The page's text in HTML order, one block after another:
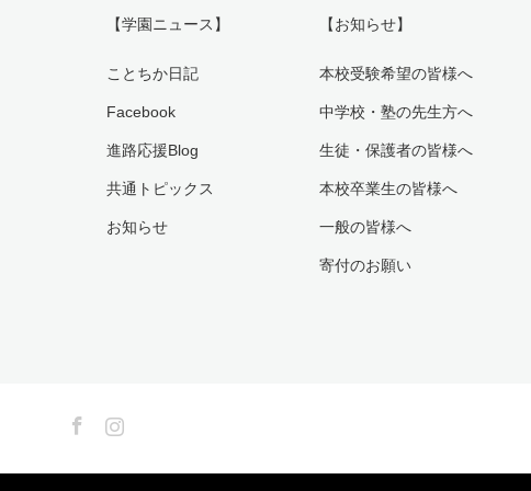
【学園ニュース】
ことちか日記
Facebook
進路応援Blog
共通トピックス
お知らせ
【お知らせ】
本校受験希望の皆様へ
中学校・塾の先生方へ
生徒・保護者の皆様へ
本校卒業生の皆様へ
一般の皆様へ
寄付のお願い